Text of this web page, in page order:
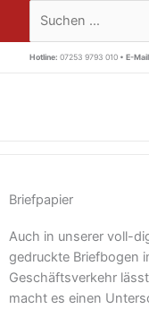
springen
Suchen …
Hotline: 07253 9793 010 • E-
Briefpapier
Auch in unserer voll-
gedruckte Briefbogen
Geschäftsverkehr
macht es einen